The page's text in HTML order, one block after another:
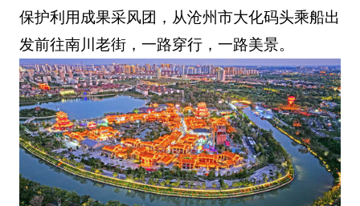
保护利用成果采风团，从沧州市大化码头乘船出
发前往南川老街，一路穿行，一路美景。